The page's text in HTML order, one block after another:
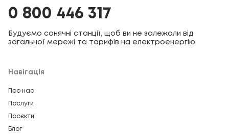
0 800 446 317
Будуємо сонячні станції, щоб ви не залежали від
загальної мережі та тарифів на електроенергію
Навігація
Про нас
Послуги
Проєкти
Блог